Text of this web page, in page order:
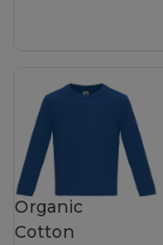
Organic
Cotton